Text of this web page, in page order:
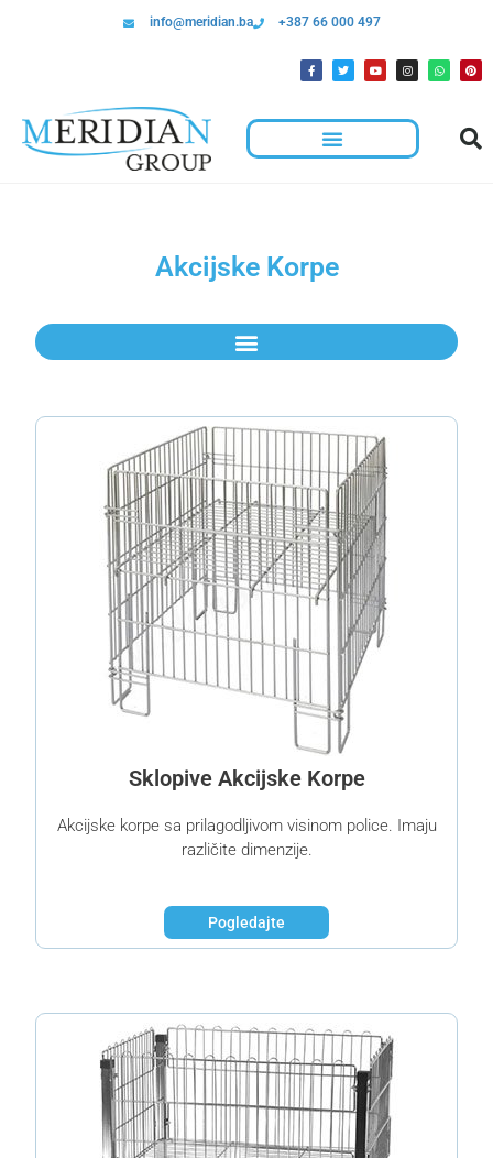
info@meridian.ba +387 66 000 497
Akcijske Korpe
Sklopive Akcijske Korpe
Akcijske korpe sa prilagodljivom visinom police. Imaju
različite dimenzije.
Pogledajte